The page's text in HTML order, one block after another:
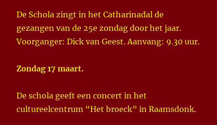
De Schola zingt in het Catharinadal de
gezangen van de 25e zondag door het jaar.
Voorganger: Dick van Geest. Aanvang: 9.30 uur.
Zondag 17 maart.
De schola geeft een concert in het
cultureelcentrum “Het broeck” in Raamsdonk.